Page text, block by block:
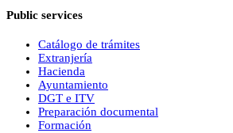
Public services
Catálogo de trámites
Extranjería
Hacienda
Ayuntamiento
DGT e ITV
Preparación documental
Formación